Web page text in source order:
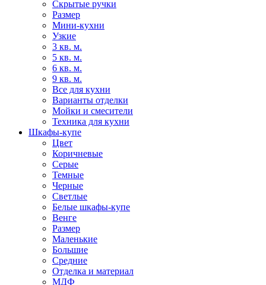
Скрытые ручки
Размер
Мини-кухни
Узкие
3 кв. м.
5 кв. м.
6 кв. м.
9 кв. м.
Все для кухни
Варианты отделки
Мойки и смесители
Техника для кухни
Шкафы-купе
Цвет
Коричневые
Серые
Темные
Черные
Светлые
Белые шкафы-купе
Венге
Размер
Маленькие
Большие
Средние
Отделка и материал
МДФ